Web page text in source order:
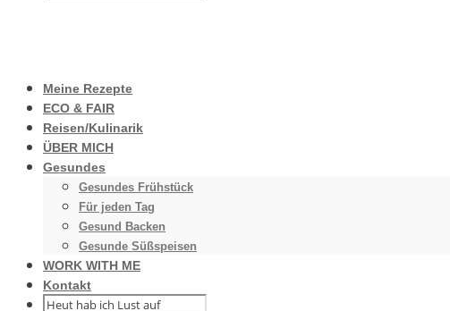
Meine Rezepte
ECO & FAIR
Reisen/Kulinarik
ÜBER MICH
Gesundes
Gesundes Frühstück
Für jeden Tag
Gesund Backen
Gesunde Süßspeisen
WORK WITH ME
Kontakt